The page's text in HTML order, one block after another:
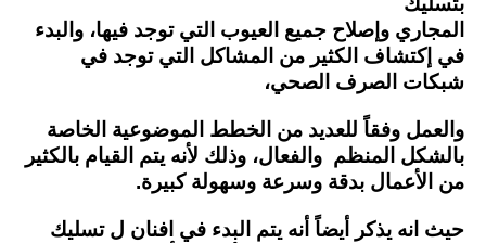
المجاري وإصلاح جميع العيوب التي توجد فيها، والبدء
في إكتشاف الكثير من المشاكل التي توجد في
شبكات الصرف الصحي،
والعمل وفقاً للعديد من الخطط الموضوعية الخاصة
بالشكل المنظم والفعال، وذلك لأنه يتم القيام بالكثير
من الأعمال بدقة وسرعة وسهولة كبيرة.
حيث انه يذكر أيضاً أنه يتم البدء في افنان ل تسليك